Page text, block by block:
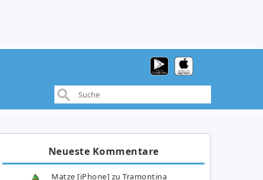
Neueste Kommentare
Matze [iPhone] zuTramontina